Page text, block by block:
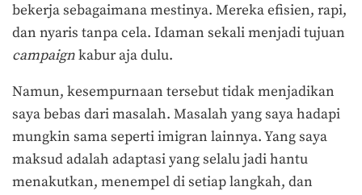
bekerja sebagaimana mestinya. Mereka efisien, rapi,
dan nyaris tanpa cela. Idaman sekali menjadi tujuan
campaignkabur aja dulu.
Namun, kesempurnaan tersebut tidak menjadikan
saya bebas dari masalah. Masalah yang saya hadapi
mungkin sama seperti imigran lainnya. Yang saya
maksud adalah adaptasi yang selalu jadi hantu
menakutkan, menempel di setiap langkah, dan